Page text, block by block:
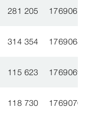
281 205 1769067
314 354 1769068
115 623 1769069
118 730 1769070